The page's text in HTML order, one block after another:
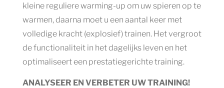
kleine reguliere warming-up om uw spieren op te
warmen, daarna moet u een aantal keer met
volledige kracht (explosief) trainen. Het vergroot
de functionaliteit in het dagelijks leven en het
optimaliseert een prestatiegerichte training.
ANALYSEER EN VERBETER UW TRAINING!